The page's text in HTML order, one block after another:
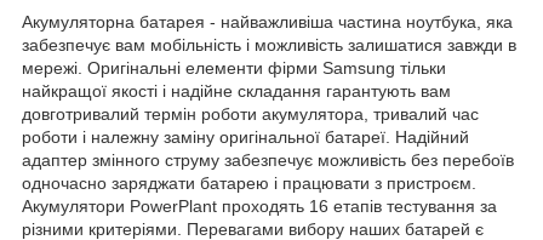
Акумуляторна батарея - найважливіша частина ноутбука, яка
забезпечує вам мобільність і можливість залишатися завжди в
мережі. Оригінальні елементи фірми Samsung тільки
найкращої якості і надійне складання гарантують вам
довготривалий термін роботи акумулятора, тривалий час
роботи і належну заміну оригінальної батареї. Надійний
адаптер змінного струму забезпечує можливість без перебоїв
одночасно заряджати батарею і працювати з пристроєм.
Акумулятори PowerPlant проходять 16 етапів тестування за
різними критеріями. Перевагами вибору наших батарей є